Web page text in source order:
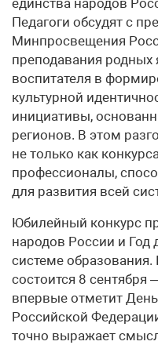
единства народов
Педагоги обсудят с
Минпросвещения
преподавания родных
воспитателя в
культурной
инициативы,
регионов. В этом
не только как
профессионалы,
для развития всей
Юбилейный конкурс
народов России и Год
системе
состоится 8 сентября
впервые отметит
Российской
точно выражает